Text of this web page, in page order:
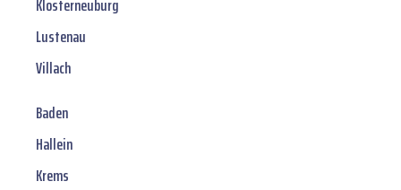
Klosterneuburg
Lustenau
Villach
Baden
Hallein
Krems